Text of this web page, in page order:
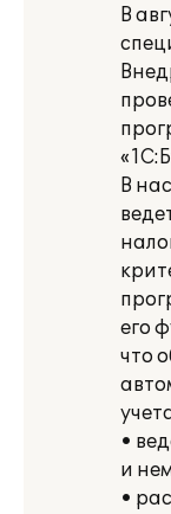
В
В
его
что
•
и
•